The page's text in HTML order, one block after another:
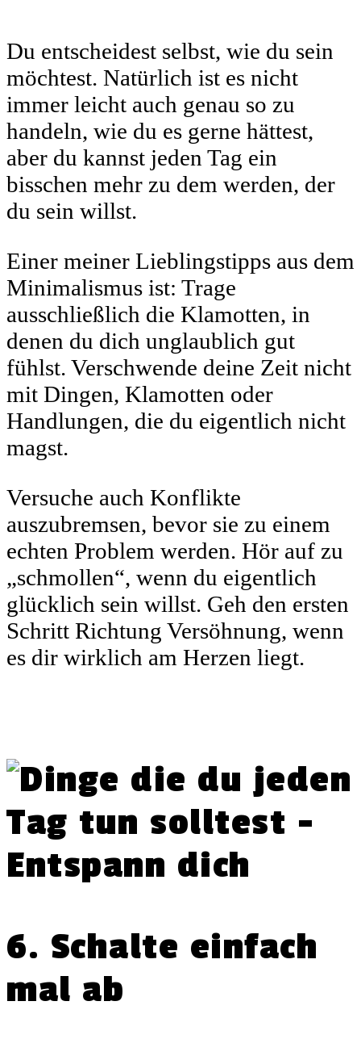
Du entscheidest selbst, wie du sein
möchtest. Natürlich ist es nicht
immer leicht auch genau so zu
handeln, wie du es gerne hättest,
aber du kannst jeden Tag ein
bisschen mehr zu dem werden, der
du sein willst.
Einer meiner Lieblingstipps aus dem
Minimalismus ist: Trage
ausschließlich die Klamotten, in
denen du dich unglaublich gut
fühlst. Verschwende deine Zeit nicht
mit Dingen, Klamotten oder
Handlungen, die du eigentlich nicht
magst.
Versuche auch Konflikte
auszubremsen, bevor sie zu einem
echten Problem werden. Hör auf zu
„schmollen“, wenn du eigentlich
glücklich sein willst. Geh den ersten
Schritt Richtung Versöhnung, wenn
es dir wirklich am Herzen liegt.
6. Schalte einfach
mal ab